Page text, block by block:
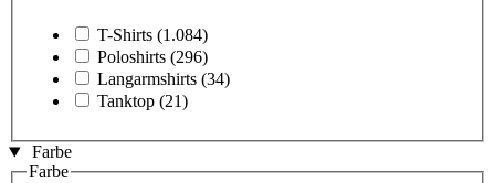
T-Shirts (1.084)
Poloshirts (296)
Langarmshirts (34)
Tanktop (21)
Farbe
Farbe